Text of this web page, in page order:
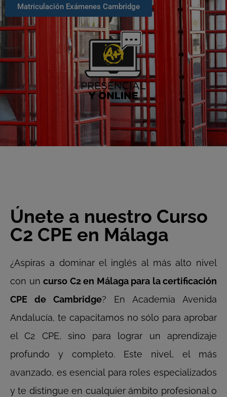
Matriculación Exámenes Cambridge
Únete a nuestro Curso
C2 CPE en Málaga
¿Aspiras a dominar el inglés al más alto nivel
con un curso C2 en Málaga para la certificación
CPE de Cambridge? En Academia Avenida
Andalucía, te capacitamos no sólo para aprobar
el C2 CPE, sino para lograr un aprendizaje
profundo y completo. Este nivel, el más
avanzado, es esencial para roles especializados
y te distingue en cualquier ámbito profesional o